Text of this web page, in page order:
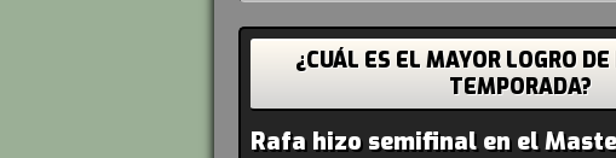
¿CUÁL ES EL MAYOR LOGRO
TEMPORADA?
Rafa hizo semifinal en el